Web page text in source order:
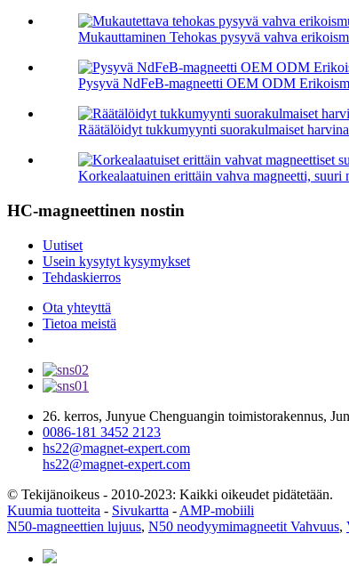
Mukauttaminen Tehokas pysyvä vahva
Pysyvä NdFeB-magneetti OEM ODM
Räätälöidyt tukkumyynti suorakulmaiset
Korkealaatuinen erittäin vahva magneetti, suuri
HC-magneettinen nostin
Uutiset
Usein kysytyt kysymykset
Tehdaskierros
Ota yhteyttä
Tietoa meistä
26. kerros, Junyue Chenguangin toimistorakennus,
0086-181 3452 2123
hs22@magnet-expert.com
hs22@magnet-expert.com
© Tekijänoikeus - 2010-2023: Kaikki oikeudet pidätetään.
Kuumia tuotteita - Sivukartta - AMP-mobiili
N50-magneettien lujuus, N50 neodyymimagneetit Vahvuus,